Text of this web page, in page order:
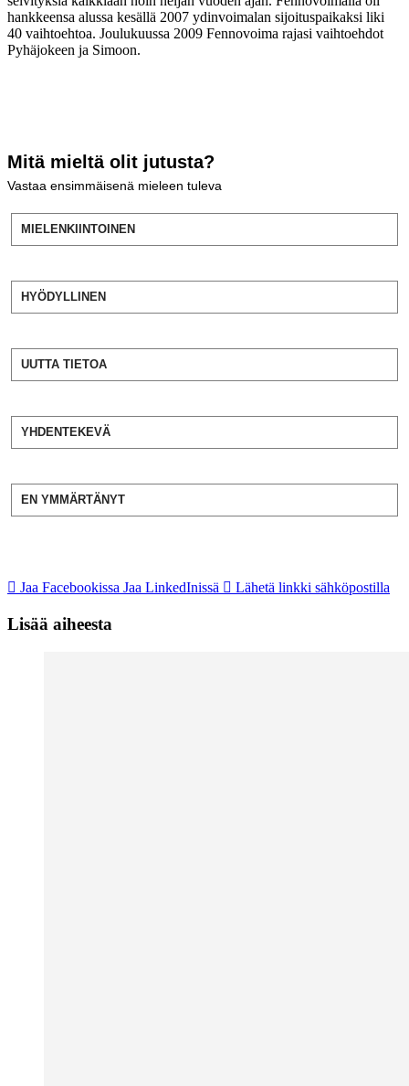
hankkeensa alussa kesällä 2007 ydinvoimalan sijoituspaikaksi liki
40 vaihtoehtoa. Joulukuussa 2009 Fennovoima rajasi vaihtoehdot
Pyhäjokeen ja Simoon.
Mitä mieltä olit jutusta?
Vastaa ensimmäisenä mieleen tuleva
MIELENKIINTOINEN
HYÖDYLLINEN
UUTTA TIETOA
YHDENTEKEVÄ
EN YMMÄRTÄNYT
Jaa Facebookissa Jaa LinkedInissä Lähetä linkki sähköpostilla
Lisää aiheesta